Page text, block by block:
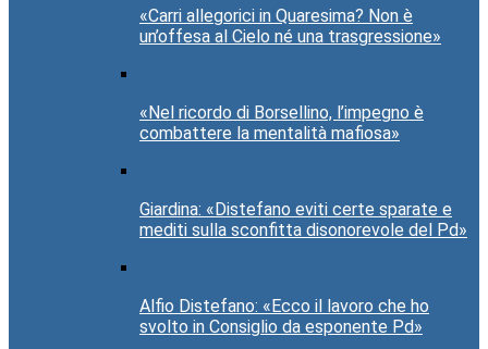
«Carri allegorici in Quaresima? Non è
un’offesa al Cielo né una trasgressione»
«Nel ricordo di Borsellino, l’impegno è
combattere la mentalità mafiosa»
Giardina: «Distefano eviti certe sparate e
mediti sulla sconfitta disonorevole del Pd»
Alfio Distefano: «Ecco il lavoro che ho
svolto in Consiglio da esponente Pd»